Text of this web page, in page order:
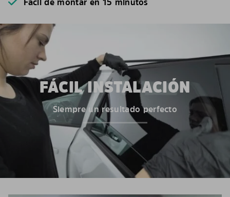
FÁCIL INSTALACIÓN
Siempre un resultado perfecto